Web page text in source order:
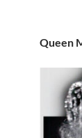
Queen